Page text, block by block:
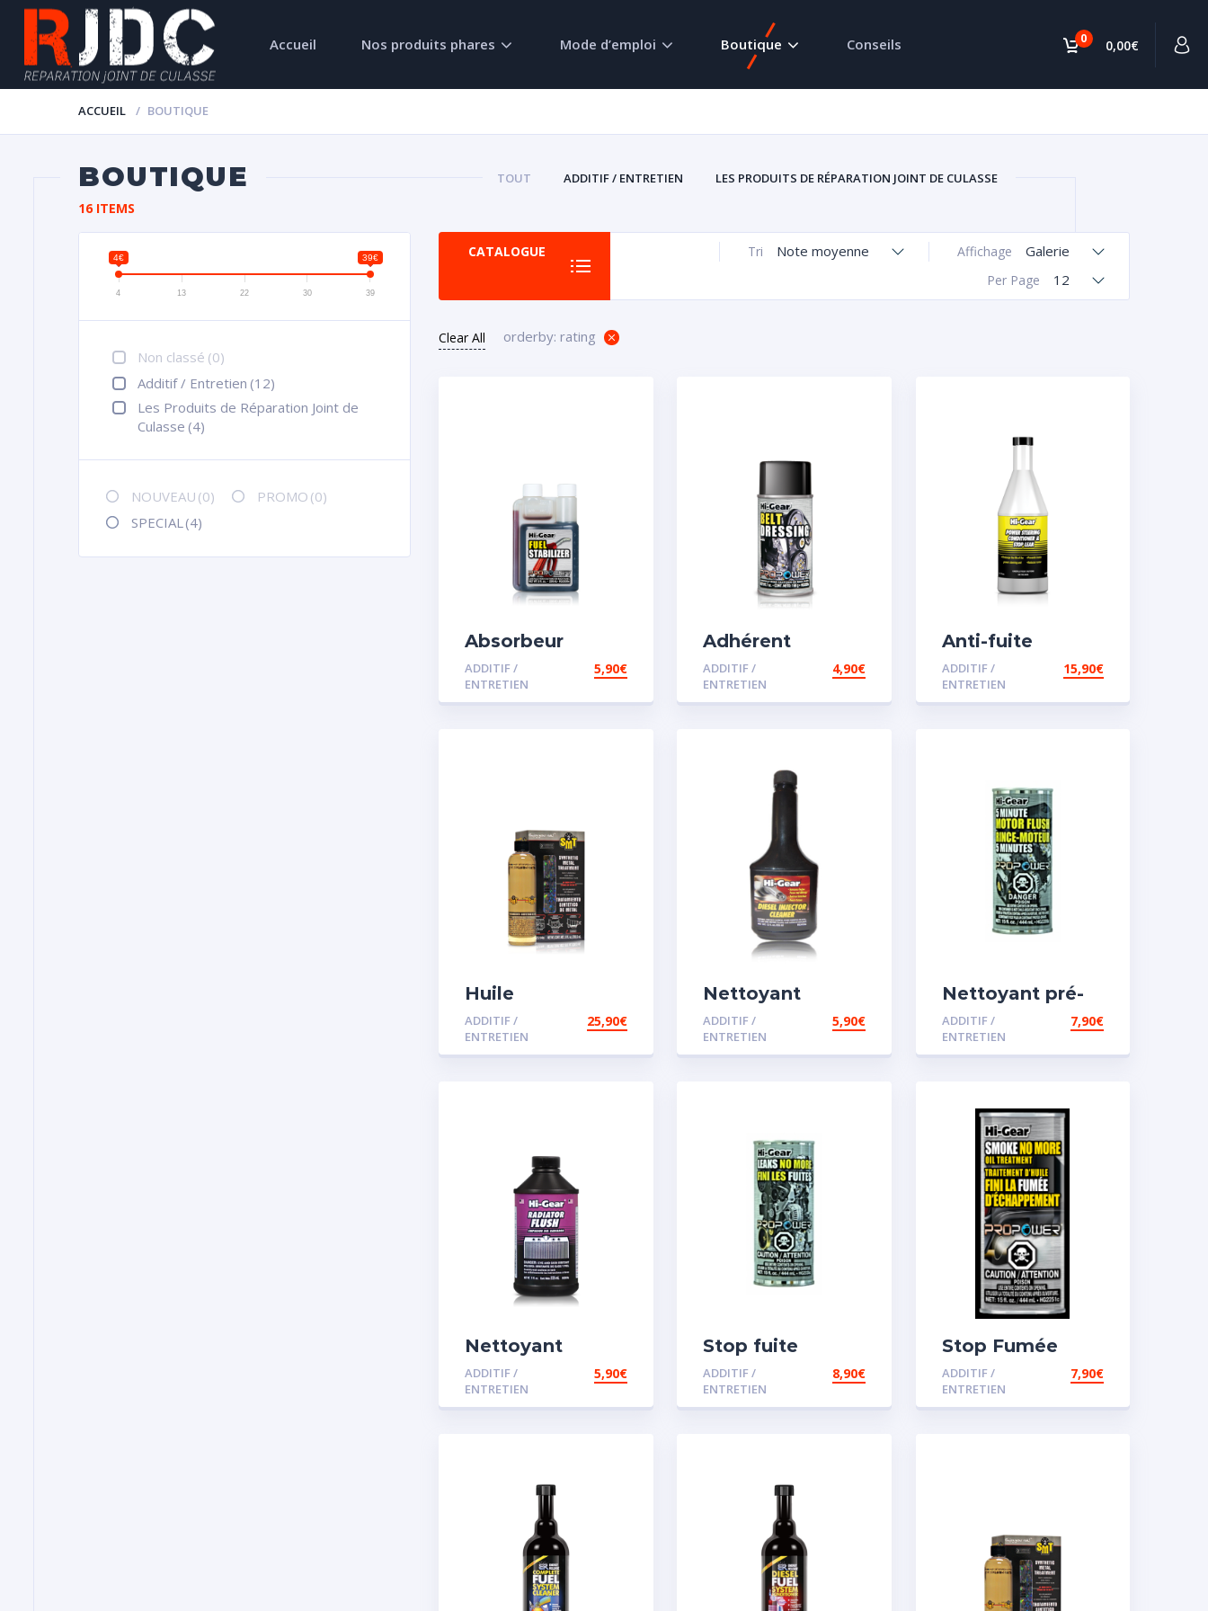
0 0,00€
Accueil Nos produits phares Mode d’emploi Boutique Conseils
ACCUEIL BOUTIQUE
BOUTIQUE TOUT ADDITIF / ENTRETIEN LES PRODUITS DE RÉPARATION JOINT DE CULASSE
16 ITEMS
4€ 39€
4 13 22 30 39
Non classé (0)
Additif / Entretien (12)
Les Produits de Réparation Joint de
Culasse (4)
NOUVEAU (0) PROMO (0)
SPECIAL (4)
CATALOGUE Affichage Galerie
Tri Note moyenne
Per Page 12
Clear All orderby: rating
Absorbeur
disperssant
d’eau pour
carburant
ADDITIF /
ENTRETIEN
5,90€
Adhérent
courroie
ADDITIF /
ENTRETIEN
4,90€
Anti-fuite
concentré pour
direction
assistée
ADDITIF /
ENTRETIEN
15,90€
Huile
Remétallisant
Moteur SMT2
ADDITIF /
ENTRETIEN
25,90€
Nettoyant
injecteur diesel
ADDITIF /
ENTRETIEN
5,90€
Nettoyant pré-
vidange
ADDITIF /
ENTRETIEN
7,90€
Nettoyant
radiateur
ADDITIF /
ENTRETIEN
5,90€
Stop fuite
moteur
ADDITIF /
ENTRETIEN
8,90€
Stop Fumée
ADDITIF /
ENTRETIEN
7,90€